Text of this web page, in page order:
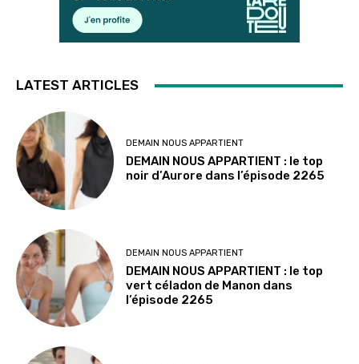
LATEST ARTICLES
DEMAIN NOUS APPARTIENT
DEMAIN NOUS APPARTIENT : le top
noir d’Aurore dans l’épisode 2265
DEMAIN NOUS APPARTIENT
DEMAIN NOUS APPARTIENT : le top
vert céladon de Manon dans
l’épisode 2265